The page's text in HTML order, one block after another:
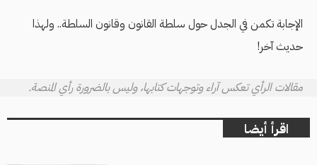
الإجابة تكمن في الجدل حول سلطة القانون وقانون السلطة.. ولهذا
حديث آخر!
مقالات الرأي تعكس آراء وتوجهات كتابها، وليس بالضرورة رأي المنصة.
اقرأ أيضا